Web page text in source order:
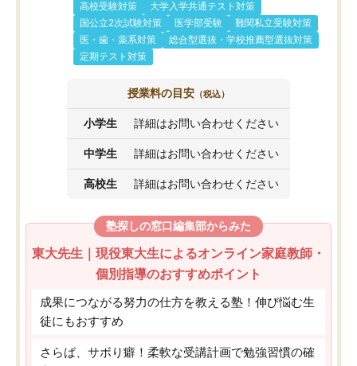
高校受験対策
大学入学共通テスト対策
国公立2次試験対策
医学部受験
難関私立受験対策
医・歯・薬系対策
総合型選抜・学校推薦型選抜対策
定期テスト対策
授業料の目安 （税込）
小学生 詳細はお問い合わせください
中学生 詳細はお問い合わせください
高校生 詳細はお問い合わせください
塾探しの窓口編集部からみた
東大先生｜現役東大生によるオンライン家庭教師・
個別指導のおすすめポイント
成果につながる努力の仕方を教える塾！伸び悩む生
徒にもおすすめ
さらば、サボり癖！柔軟な受講計画で勉強習慣の確